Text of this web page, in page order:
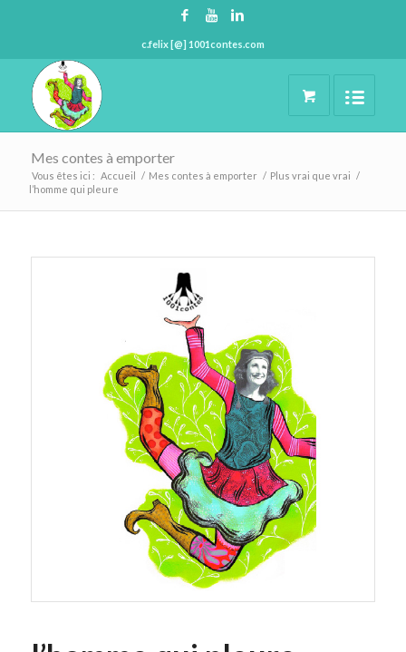
c.felix [@] 1001contes.com
Mes contes à emporter
Vous êtes ici : Accueil / Mes contes à emporter / Plus vrai que vrai /
l’homme qui pleure